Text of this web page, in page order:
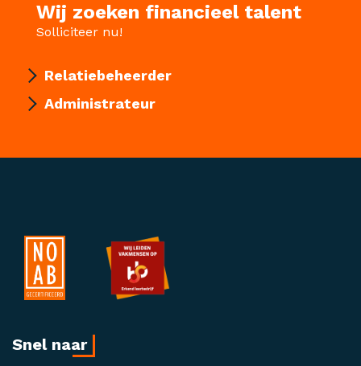
Wij zoeken financieel talent
Solliciteer nu!
Relatiebeheerder
Administrateur
Snel naar